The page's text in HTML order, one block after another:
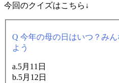
今回のクイズはこちら↓
Q 今年の母の日はいつ？み
よう
a.5月11日
b.5月12日